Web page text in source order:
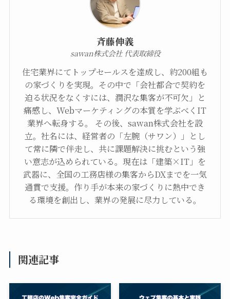
斉藤伸義
sawan株式会社 代表取締役
住宅業界にてトップセールスを達成し、約200組も
の家づくりを実現。その中で「会社都合で契約を
迫る状況をなくすには、潤沢な集客が不可欠」と
痛感し、Webマーケティングの本質を学ぶべくIT
業界へ転身する。 その後、sawan株式会社を設
立。社名には、経営者の「左腕（サワン）」とし
て常に隣で伴走し、共に課題解決に挑むという強
い意志が込められている。現在は「建築×IT」を
武器に、全国の工務店様の集客からDXまでを一気
通貫で支援。作り手が本来の家づくりに熱中でき
る環境を創出し、業界の発展に尽力している。
関連記事